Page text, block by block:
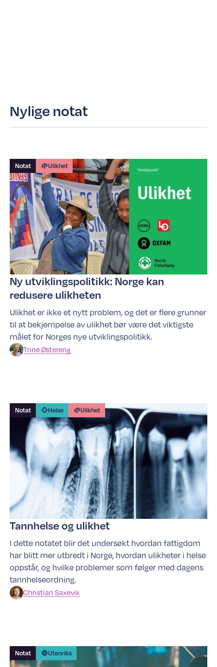
Nylige notat
Ny utviklingspolitikk: Norge kan
redusere ulikheten
Ulikhet er ikke et nytt problem, og det er flere grunner
til at bekjempelse av ulikhet bør være det viktigste
målet for Norges nye utviklingspolitikk.
Notat Ulikhet
TrineØstereng
Tannhelse og ulikhet
I dette notatet blir det undersøkt hvordan fattigdom
har blitt mer utbredt i Norge, hvordan ulikheter i helse
oppstår, og hvilke problemer som følger med dagens
tannhelseordning.
Notat Helse Ulikhet
Christian Saxevik
Notat Utenriks